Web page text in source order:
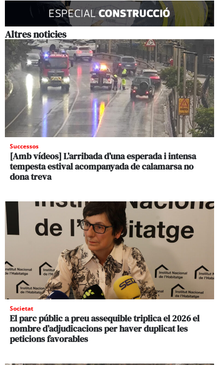
Altres noticies
Successos
[Amb vídeos] L’arribada d’una esperada i intensa
tempesta estival acompanyada de calamarsa no
dona treva
Societat
El parc públic a preu assequible triplica el 2026 el
nombre d’adjudicacions per haver duplicat les
peticions favorables